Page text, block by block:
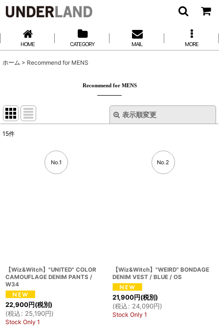
HOME CATEGORY MAIL MORE
ホーム > Recommend for MENS
Recommend for MENS
表示順変更
15件
No.1
【Wiz&Witch】"UNITED" COLOR
CAMOUFLAGE DENIM PANTS /
W34
22,900円(税別)
(税込: 25,190円)
Stock Only 1
No.2
【Wiz&Witch】"WEIRD" BONDAGE
DENIM VEST / BLUE / OS
21,900円(税別)
(税込: 24,090円)
Stock Only 1